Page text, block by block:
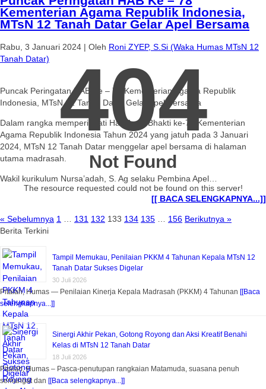
Kementerian Agama Republik Indonesia,
MTsN 12 Tanah Datar Gelar Apel Bersama
Rabu, 3 Januari 2024 | Oleh Roni ZYEP, S.Si (Waka Humas MTsN 12
Tanah Datar)
Puncak Peringatan HAB Ke – 78 Kementerian Agama Republik
Indonesia, MTsN 12 Tanah Datar Gelar Apel Bersama
Dalam rangka memperingati Hari Amal Bhakti ke-78 Kementerian
Agama Republik Indonesia Tahun 2024 yang jatuh pada 3 Januari
2024, MTsN 12 Tanah Datar menggelar apel bersama di halaman
utama madrasah.
Wakil kurikulum Nursa’adah, S. Ag selaku Pembina Apel…
[[ BACA SELENGKAPNYA...]]
« Sebelumnya 1 131 132 133 134 135 156 Berikutnya »
Berita Terkini
Tampil Memukau, Penilaian PKKM 4 Tahunan Kepala MTsN 12
Tanah Datar Sukses Digelar
30 Juli 2026
Pitalah, Humas — Penilaian Kinerja Kepala Madrasah (PKKM) 4 Tahunan [[Baca
selengkapnya...]]
Sinergi Akhir Pekan, Gotong Royong dan Aksi Kreatif Benahi
Kelas di MTsN 12 Tanah Datar
18 Juli 2026
Pitalah, Humas – Pasca-penutupan rangkaian Matamuda, suasana penuh
semangat dan [[Baca selengkapnya...]]
404
Not Found
The resource requested could not be found on this server!